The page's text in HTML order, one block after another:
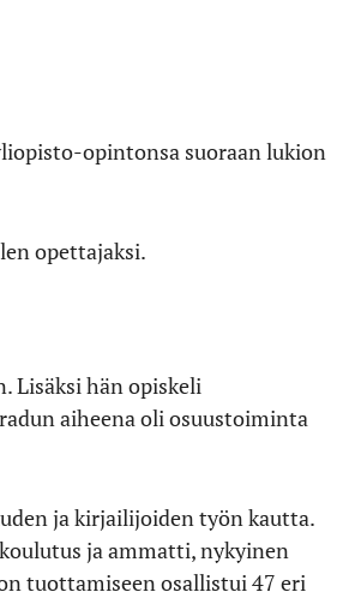
opintonsa suoraan lukion
opettajaksi.
Lisäksi hän opiskeli
aiheena oli osuustoiminta
ja kirjailijoiden työn kautta.
ja ammatti, nykyinen
tuottamiseen osallistui 47 eri